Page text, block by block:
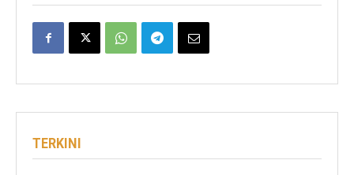
TERKINI